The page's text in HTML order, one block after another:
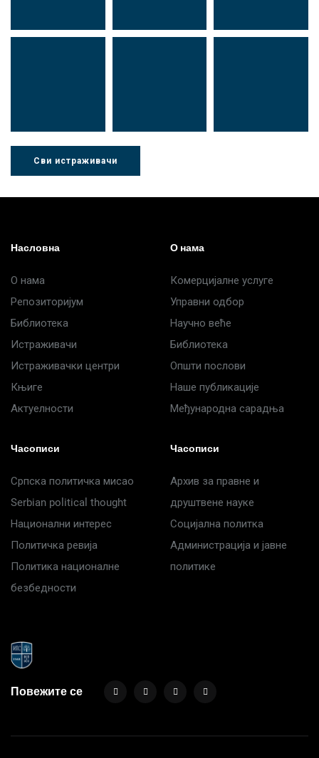
Сви истраживачи
Насловна
О нама
Репозиторијум
Библиотека
Истраживачи
Истраживачки центри
Књиге
Актуелности
О нама
Комерцијалне услуге
Управни одбор
Научно веће
Библиотека
Општи послови
Наше публикације
Међународна сарадња
Часописи
Српска политичка мисао
Serbian political thought
Национални интерес
Политичка ревија
Политика националне
безбедности
Часописи
Архив за правне и
друштвене науке
Социјална политка
Администрација и јавне
политике
Повежите се